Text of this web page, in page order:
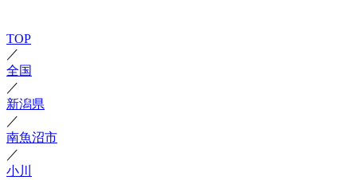
TOP
／
全国
／
新潟県
／
南魚沼市
／
小川